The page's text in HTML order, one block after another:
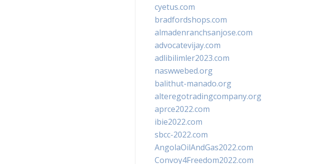
cyetus.com
bradfordshops.com
almadenranchsanjose.com
advocatevijay.com
adlibilimler2023.com
naswwebed.org
balithut-manado.org
alteregotradingcompany.org
aprce2022.com
ibie2022.com
sbcc-2022.com
AngolaOilAndGas2022.com
Convoy4Freedom2022.com